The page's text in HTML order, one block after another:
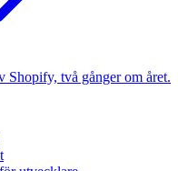
Shopify, två gånger om året.